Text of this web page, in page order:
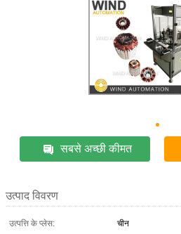
सबसे अच्छी कीमत
उत्पाद विवरण
उत्पत्ति के प्लेस:
चीन